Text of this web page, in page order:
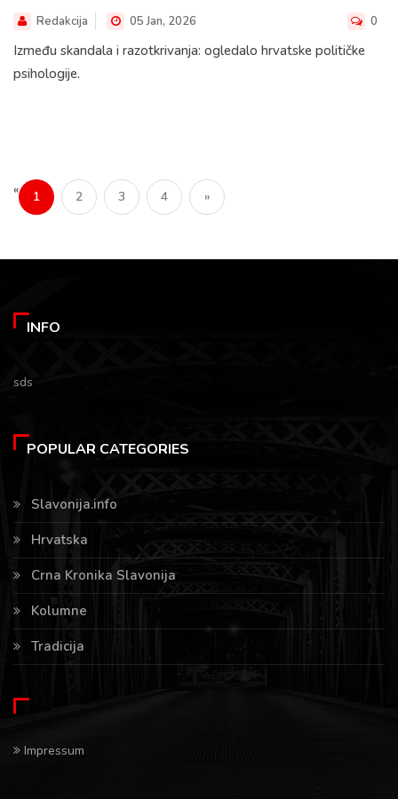
Redakcija 05 Jan, 2026 0
Između skandala i razotkrivanja: ogledalo hrvatske političke
psihologije.
« 1 2 3 4 »
INFO
sds
POPULAR CATEGORIES
Slavonija.info
Hrvatska
Crna Kronika Slavonija
Kolumne
Tradicija
Impressum